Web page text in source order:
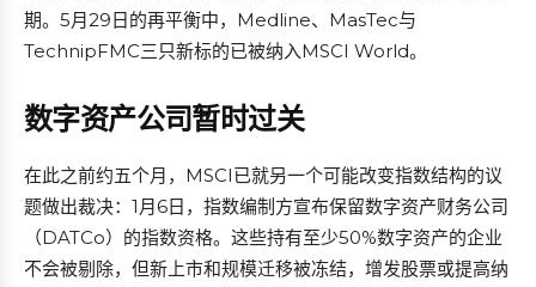
期。5月29日的再平衡中，Medline、MasTec与
TechnipFMC三只新标的已被纳入MSCI World。
数字资产公司暂时过关
在此之前约五个月，MSCI已就另一个可能改变指数结构的议
题做出裁决：1月6日，指数编制方宣布保留数字资产财务公司
（DATCo）的指数资格。这些持有至少50%数字资产的企业
不会被剔除，但新上市和规模迁移被冻结，增发股票或提高纳